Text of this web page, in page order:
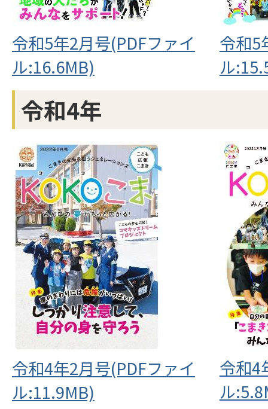
令和5年2月号(PDFファイ
ル:16.6MB)
令和5
ル
令和4年
令和4年2月号(PDFファイ
ル:11.9MB)
令和4
ル